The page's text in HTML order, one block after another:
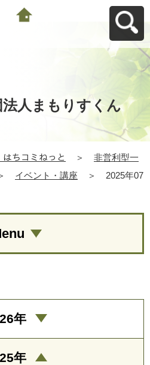
人まもりすくん
ちコミねっと ＞
非営利型一
イベント・講座 ＞
2025年07
年
年